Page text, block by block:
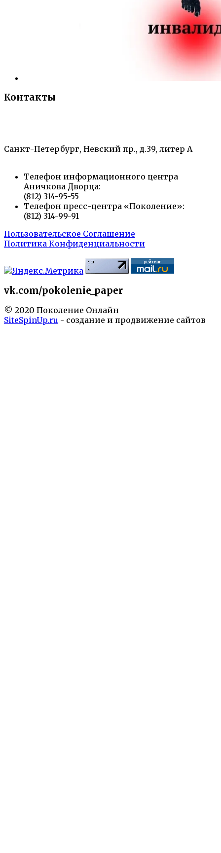
Контакты
Санкт-Петербург, Невский пр., д.39, литер А
Телефон информационного центра
Аничкова Дворца:
(812) 314-95-55
Телефон пресс-центра «Поколение»:
(812) 314-99-91
Пользовательское Соглашение
Политика Конфиденциальности
vk.com/pokolenie_paper
© 2020 Поколение Онлайн
SiteSpinUp.ru - создание и продвижение сайтов